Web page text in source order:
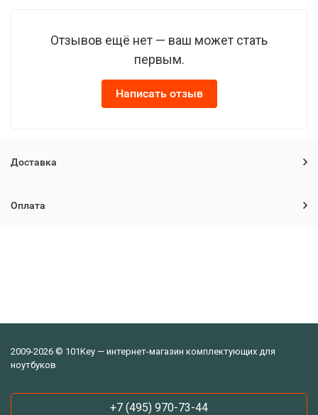
Отзывов ещё нет — ваш может стать
первым.
Написать отзыв
Доставка
Оплата
2009-2026 © 101Key — интернет-магазин комплектующих для
ноутбуков
+7 (495) 970-73-44